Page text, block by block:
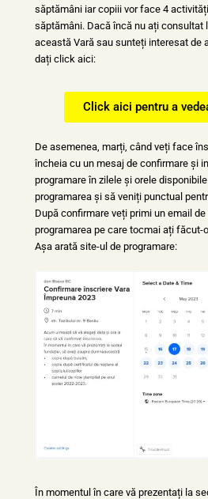
săptămâni iar copiii vor face 4
săptămâni. Dacă încă nu ați consultat
această Vară sau sunteți interesat de
dați click aici:
Click aici pentru a
De asemenea, marți, când veți face
încheia cu un mesaj de confirmare și
programare în zilele și orele
programarea și să veniți punctual
După confirmare veți primi un email
programarea pe care tocmai ați făcut-
Așa arată site-ul de programare:
În momentul în care vă prezentați la